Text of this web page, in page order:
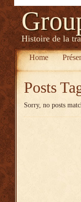
Histoire de la
Home
Posts
Sorry, no posts